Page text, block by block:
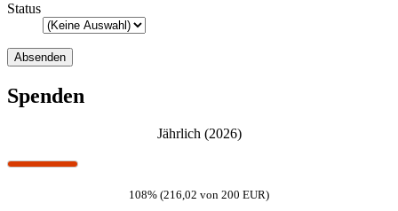
Status
Spenden
Jährlich (2026)
108% (216,02 von 200 EUR)